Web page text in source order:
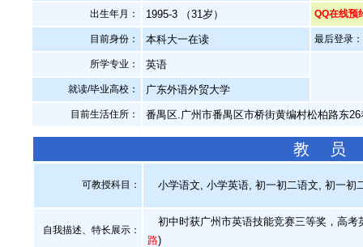
出生年月： 1995-3 （31岁） QQ在线预
目前身份： 本科大一在读 最后登录
所学专业： 英语
就读/毕业高校： 广东外语外贸大学
目前生活住所： 番禺区.广州市番禺区市桥街黄编村松柏路东
教 员
可教授科目： 小学语文, 小学英语, 初一初二语文, 初一初
自我描述、特长展示 ：
初中时获广州市英语技能竞赛三等奖，高考
路)